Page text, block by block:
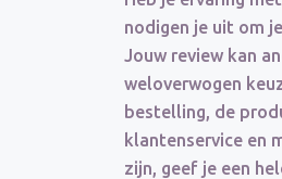
nodigen je uit om
Jouw review kan
weloverwogen
bestelling, de
klantenservice en
zijn, geef je een